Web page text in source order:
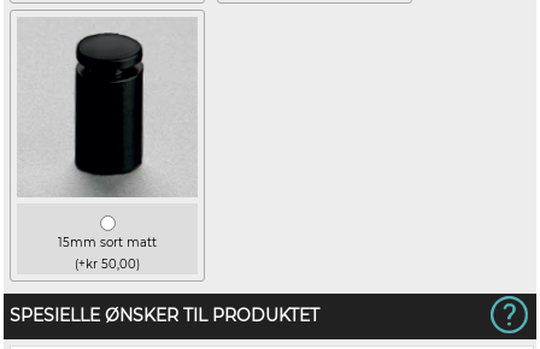
15mm sort matt
(+kr 50,00)
SPESIELLE ØNSKER TIL PRODUKTET